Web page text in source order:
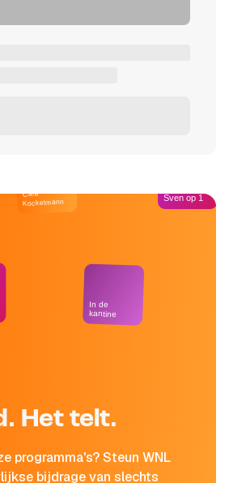
Het telt.
programma's? Steun WNL
bijdrage van slechts
Café
Kockelmann
In de
kantine
Sven op 1